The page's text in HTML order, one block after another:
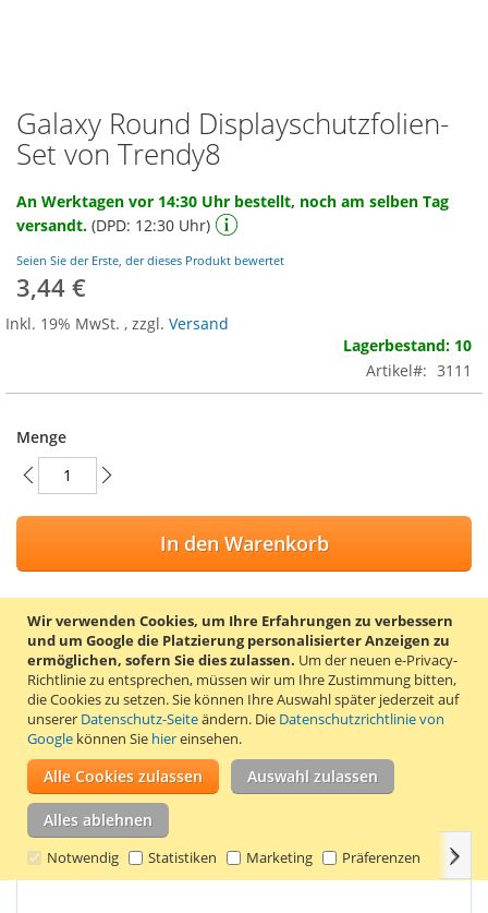
Wir verwenden Cookies, um Ihre Erfahrungen zu verbessern
und um Google die Platzierung personalisierter Anzeigen zu
ermöglichen, sofern Sie dies zulassen. Um der neuen e-Privacy-
Richtlinie zu entsprechen, müssen wir um Ihre Zustimmung bitten,
die Cookies zu setzen.Sie können Ihre Auswahl später jederzeit auf
unserer Datenschutz-Seiteändern. Die Datenschutzrichtlinie von
Google können Sie hiereinsehen.
Alle Cookies zulassen Auswahl zulassen
Alles ablehnen
Notwendig Statistiken Marketing Präferenzen
Zum
Anfang
der
springen
Galaxy Round Displayschutzfolien-
Set von Trendy8
An Werktagen vor 14:30 Uhr bestellt, noch am selben Tag
versandt. (DPD: 12:30 Uhr)
Seien Sie der Erste, der dieses Produkt bewertet
3,44 €
Inkl. 19% MwSt. , zzgl. Versand
Lagerbestand: 10
Artikel
3111
Menge
In den Warenkorb
ZUR WUNSCHLISTE HINZUFÜGEN
ZUR VERGLEICHSLISTE HINZUFÜGEN
Trendy8 Displayschutz-Set für das Samsung Galaxy Round
SM-G910s. Das Set enthält 2 Displayschutzfolien, ein
Reinigungstuch und eine Karte zum Entfernen von Luftblasen
unter der Displayschutzfolie.
Einzelheiten Produkteigenschaften Bewertungen